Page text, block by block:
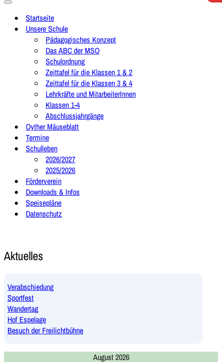
Navigationsmenü
Startseite
Unsere Schule
Pädagogisches Konzept
Das ABC der MSO
Schulordnung
Zeittafel für die Klassen 1 & 2
Zeittafel für die Klassen 3 & 4
Lehrkräfte und MitarbeiterInnen
Klassen 1-4
Abschlussjahrgänge
Oyther Mäuseblatt
Termine
Schulleben
2026/2027
2025/2026
Förderverein
Downloads & Infos
Speisepläne
Datenschutz
Aktuelles
Verabschiedung
Sportfest
Wandertag
Hof Espelage
Besuch der Freilichtbühne
August 2026